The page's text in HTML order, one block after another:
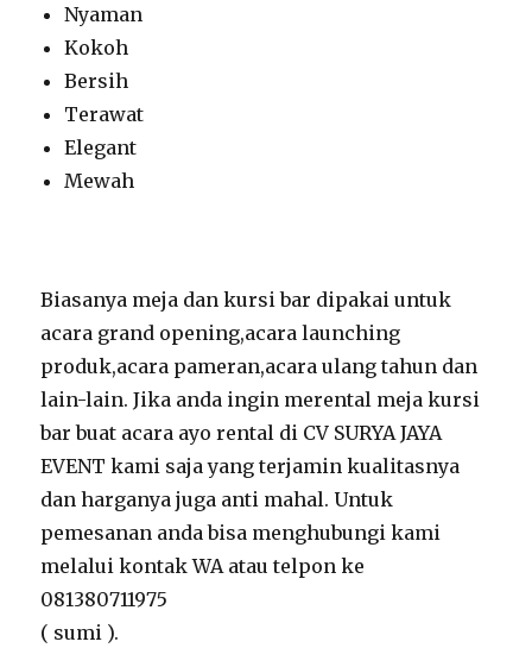
Nyaman
Kokoh
Bersih
Terawat
Elegant
Mewah
Biasanya meja dan kursi bar dipakai untuk
acara grand opening,acara launching
produk,acara pameran,acara ulang tahun dan
lain-lain. Jika anda ingin merental meja kursi
bar buat acara ayo rental di CV SURYA JAYA
EVENT kami saja yang terjamin kualitasnya
dan harganya juga anti mahal. Untuk
pemesanan anda bisa menghubungi kami
melalui kontak WA atau telpon ke
081380711975
( sumi ).